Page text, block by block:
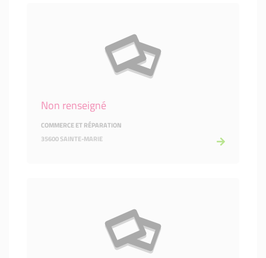
Non renseigné
COMMERCE ET RÉPARATION
35600 SAINTE-MARIE